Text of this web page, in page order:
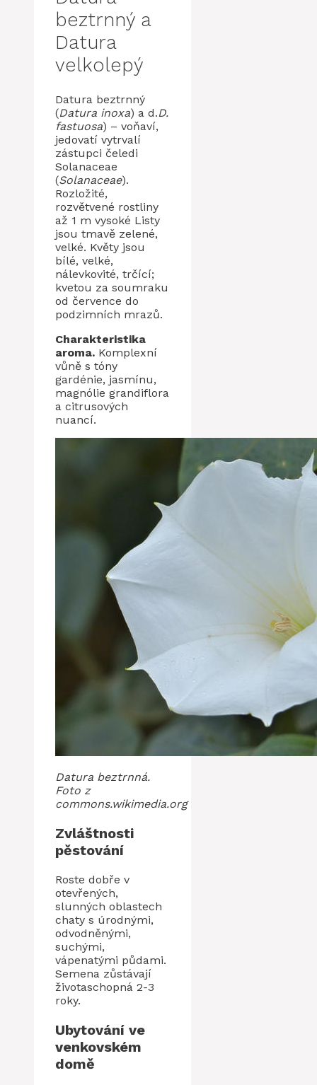
beztrnný a
Datura
velkolepý
Datura beztrnný
(Datura inoxa) a d.D.
fastuosa) – voňaví,
jedovatí vytrvalí
zástupci čeledi
Solanaceae
(Solanaceae).
Rozložité,
rozvětvené rostliny
až 1 m vysoké Listy
jsou tmavě zelené,
velké. Květy jsou
bílé, velké,
nálevkovité, trčící;
kvetou za soumraku
od července do
podzimních mrazů.
Charakteristika
aroma. Komplexní
vůně s tóny
gardénie, jasmínu,
magnólie grandiflora
a citrusových
nuancí.
Datura beztrnná.
Foto z
commons.wikimedia.org
Zvláštnosti
pěstování
Roste dobře v
otevřených,
slunných oblastech
chaty s úrodnými,
odvodněnými,
suchými,
vápenatými půdami.
Semena zůstávají
životaschopná 2-3
roky.
Ubytování ve
venkovském
domě